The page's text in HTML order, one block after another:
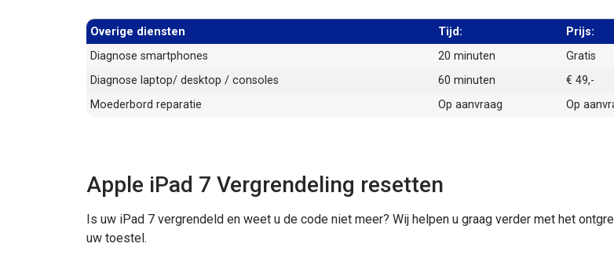
Overige diensten Tijd:
Prijs:
Diagnose smartphones
20 minuten
Gratis
Diagnose laptop/ desktop / consoles
60 minuten
€ 49,-
Moederbord reparatie
Op aanvraag Op
Apple iPad 7 Vergrendeling resetten
Is uw iPad 7 vergrendeld en weet u de code niet meer? Wij helpen u graag verder met het
uw toestel.